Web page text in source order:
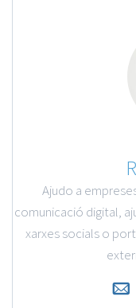
Ajudo a
comunicació digital,
xarxes socials o